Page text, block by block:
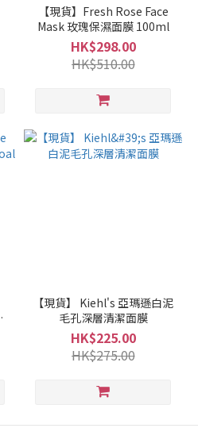
【現貨】Fresh Rose Face
Mask 玫瑰保濕面膜 100ml
HK$298.00
HK$510.00
【現貨】 Kiehl's 亞瑪遜白泥
毛孔深層清潔面膜
HK$225.00
HK$275.00